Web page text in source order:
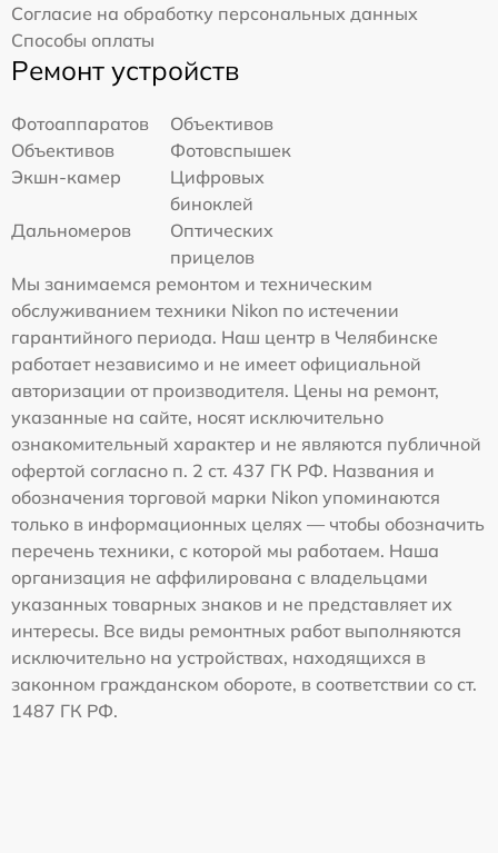
Согласие на обработку персональных данных
Способы оплаты
Ремонт устройств
Фотоаппаратов
Объективов
Объективов
Фотовспышек
Экшн-камер
Цифровых
биноклей
Дальномеров
Оптических
прицелов
Мы занимаемся ремонтом и техническим
обслуживанием техники Nikon по истечении
гарантийного периода. Наш центр в Челябинске
работает независимо и не имеет официальной
авторизации от производителя. Цены на ремонт,
указанные на сайте, носят исключительно
ознакомительный характер и не являются публичной
офертой согласно п. 2 ст. 437 ГК РФ. Названия и
обозначения торговой марки Nikon упоминаются
только в информационных целях — чтобы обозначить
перечень техники, с которой мы работаем. Наша
организация не аффилирована с владельцами
указанных товарных знаков и не представляет их
интересы. Все виды ремонтных работ выполняются
исключительно на устройствах, находящихся в
законном гражданском обороте, в соответствии со ст.
1487 ГК РФ.